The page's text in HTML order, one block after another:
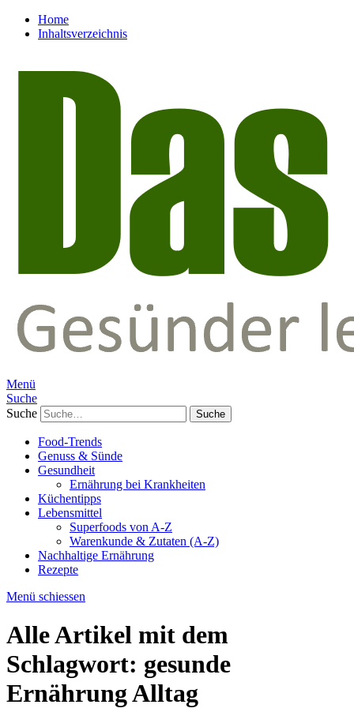
Home
Inhaltsverzeichnis
Menü
Suche
Suche
Food-Trends
Genuss & Sünde
Gesundheit
Ernährung bei Krankheiten
Küchentipps
Lebensmittel
Superfoods von A-Z
Warenkunde & Zutaten (A-Z)
Nachhaltige Ernährung
Rezepte
Menü schiessen
Alle Artikel mit dem
Schlagwort: gesunde
Ernährung Alltag